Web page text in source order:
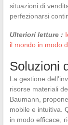
situazioni di
perfezionarsi
Ulteriori letture :
il mondo in modo
Soluzioni
La gestione
risorse materiali
Baumann,
mobile e intuitiva.
in modo efficace,